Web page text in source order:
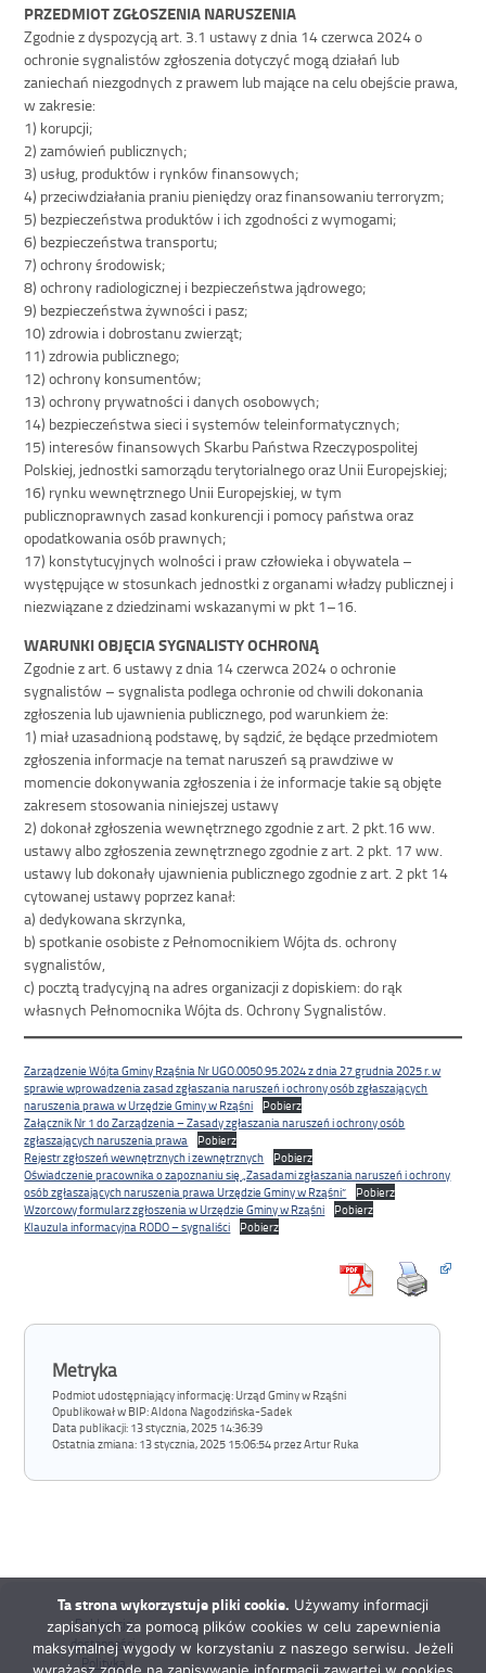
PRZEDMIOT ZGŁOSZENIA NARUSZENIA
Zgodnie z dyspozycją art. 3.1 ustawy z dnia 14 czerwca 2024 o
ochronie sygnalistów zgłoszenia dotyczyć mogą działań lub
zaniechań niezgodnych z prawem lub mające na celu obejście prawa,
w zakresie:
1) korupcji;
2) zamówień publicznych;
3) usług, produktów i rynków finansowych;
4) przeciwdziałania praniu pieniędzy oraz finansowaniu terroryzm;
5) bezpieczeństwa produktów i ich zgodności z wymogami;
6) bezpieczeństwa transportu;
7) ochrony środowisk;
8) ochrony radiologicznej i bezpieczeństwa jądrowego;
9) bezpieczeństwa żywności i pasz;
10) zdrowia i dobrostanu zwierząt;
11) zdrowia publicznego;
12) ochrony konsumentów;
13) ochrony prywatności i danych osobowych;
14) bezpieczeństwa sieci i systemów teleinformatycznych;
15) interesów finansowych Skarbu Państwa Rzeczypospolitej
Polskiej, jednostki samorządu terytorialnego oraz Unii Europejskiej;
16) rynku wewnętrznego Unii Europejskiej, w tym
publicznoprawnych zasad konkurencji i pomocy państwa oraz
opodatkowania osób prawnych;
17) konstytucyjnych wolności i praw człowieka i obywatela –
występujące w stosunkach jednostki z organami władzy publicznej i
niezwiązane z dziedzinami wskazanymi w pkt 1–16.
WARUNKI OBJĘCIA SYGNALISTY OCHRONĄ
Zgodnie z art. 6 ustawy z dnia 14 czerwca 2024 o ochronie
sygnalistów – sygnalista podlega ochronie od chwili dokonania
zgłoszenia lub ujawnienia publicznego, pod warunkiem że:
1) miał uzasadnioną podstawę, by sądzić, że będące przedmiotem
zgłoszenia informacje na temat naruszeń są prawdziwe w
momencie dokonywania zgłoszenia i że informacje takie są objęte
zakresem stosowania niniejszej ustawy
2) dokonał zgłoszenia wewnętrznego zgodnie z art. 2 pkt.16 ww.
ustawy albo zgłoszenia zewnętrznego zgodnie z art. 2 pkt. 17 ww.
ustawy lub dokonały ujawnienia publicznego zgodnie z art. 2 pkt 14
cytowanej ustawy poprzez kanał:
a) dedykowana skrzynka,
b) spotkanie osobiste z Pełnomocnikiem Wójta ds. ochrony
sygnalistów,
c) pocztą tradycyjną na adres organizacji z dopiskiem: do rąk
własnych Pełnomocnika Wójta ds. Ochrony Sygnalistów.
Zarządzenie Wójta Gminy Rząśnia Nr UGO.0050.95.2024 z dnia 27 grudnia 2025 r. w
sprawie wprowadzenia zasad zgłaszania naruszeń i ochrony osób zgłaszających
naruszenia prawa w Urzędzie Gminy w Rząśni
Pobierz
Załącznik Nr 1 do Zarządzenia – Zasady zgłaszania naruszeń i ochrony osób
zgłaszających naruszenia prawa
Pobierz
Rejestr zgłoszeń wewnętrznych i zewnętrznych
Pobierz
Oświadczenie pracownika o zapoznaniu się „Zasadami zgłaszania naruszeń i ochrony
osób zgłaszających naruszenia prawa Urzędzie Gminy w Rząśni”
Pobierz
Wzorcowy formularz zgłoszenia w Urzędzie Gminy w Rząśni
Pobierz
Klauzula informacyjna RODO – sygnaliści
Pobierz
Metryka
Podmiot udostępniający informację: Urząd Gminy w Rząśni
Opublikował w BIP:Aldona Nagodzińska-Sadek
Data publikacji: 13 stycznia, 2025 14:36:39
Ostatnia zmiana: 13 stycznia, 2025 15:06:54 przez Artur Ruka
Deklaracja
dostępności
Polityka
Ta strona wykorzystuje pliki cookie. Używamy informacji
zapisanych za pomocą plików cookies w celu zapewnienia
maksymalnej wygody w korzystaniu z naszego serwisu. Jeżeli